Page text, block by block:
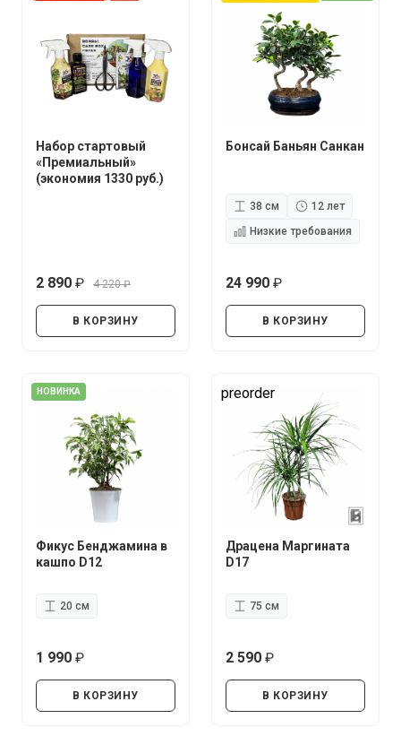
Набор стартовый
«Премиальный»
(экономия 1330 руб.)
2 890
4 220
В КОРЗИНУ
Бонсай Баньян Санкан
38 см
12 лет
Низкие требования
24 990
В КОРЗИНУ
НОВИНКА
Фикус Бенджамина в
кашпо D12
20 см
1 990
В КОРЗИНУ
preorder
Драцена Маргината
D17
75 см
2 590
В КОРЗИНУ